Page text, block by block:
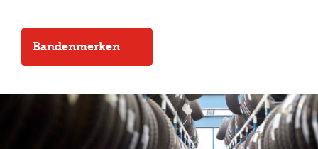
Bandenmerken